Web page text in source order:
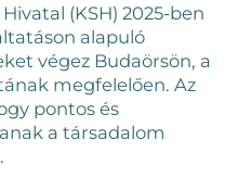
(KSH) 2025-ben
alapuló
végez Budaörsön, a
megfelelően. Az
pontos és
a társadalom